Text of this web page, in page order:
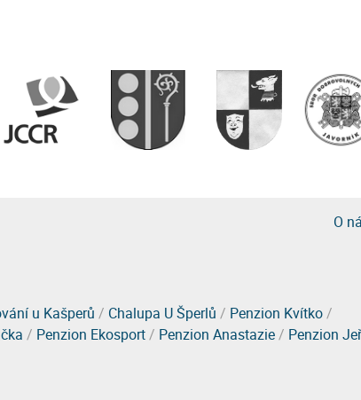
O
u Kašperů / Chalupa U Šperlů / Penzion Kvítko/
/ Penzion Ekosport/ Penzion Anastazie/ Penzion